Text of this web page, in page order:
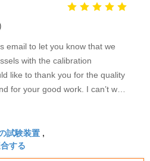
email to let you know that we
with the calibration
like to thank you for the quality
for your good work. I can’t wait
試験装置 ,
する